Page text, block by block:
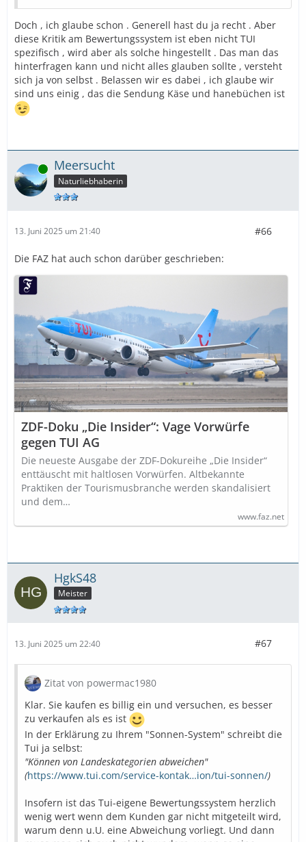
Doch , ich glaube schon . Generell hast du ja recht . Aber
diese Kritik am Bewertungssystem ist eben nicht TUI
spezifisch , wird aber als solche hingestellt . Das man das
hinterfragen kann und nicht alles glauben sollte , versteht
sich ja von selbst . Belassen wir es dabei , ich glaube wir
sind uns einig , das die Sendung Käse und hanebüchen ist
Online Meersucht
Naturliebhaberin
13. Juni 2025 um 21:40 #66
Die FAZ hat auch schon darüber geschrieben:
ZDF-Doku „Die Insider“: Vage Vorwürfe
gegen TUI AG
Die neueste Ausgabe der ZDF-Dokureihe „Die Insider“
enttäuscht mit haltlosen Vorwürfen. Altbekannte
Praktiken der Tourismusbranche werden skandalisiert
und dem…
www.faz.net
HgkS48
Meister
13. Juni 2025 um 22:40 #67
Zitat von powermac1980
Klar. Sie kaufen es billig ein und versuchen, es besser
zu verkaufen als es ist
In der Erklärung zu Ihrem "Sonnen-System" schreibt die
Tui ja selbst:
"Können von Landeskategorien abweichen"
(https://www.tui.com/service-kontak…ion/tui-sonnen/)
Insofern ist das Tui-eigene Bewertungssystem herzlich
wenig wert wenn dem Kunden gar nicht mitgeteilt wird,
warum denn u.U. eine Abweichung vorliegt. Und dann